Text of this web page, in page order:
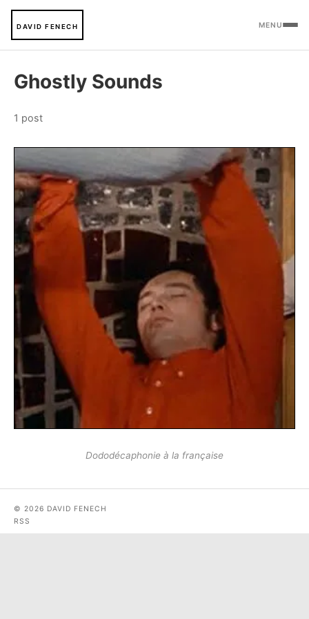
DAVID FENECH MENU
Ghostly Sounds
1 post
Dododécaphonie à la française
© 2026 DAVID FENECH
RSS